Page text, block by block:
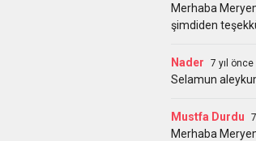
Merhaba
şimdiden
Nader 7 yıl önce
Selamun
Mustfa Durdu
Merhaba